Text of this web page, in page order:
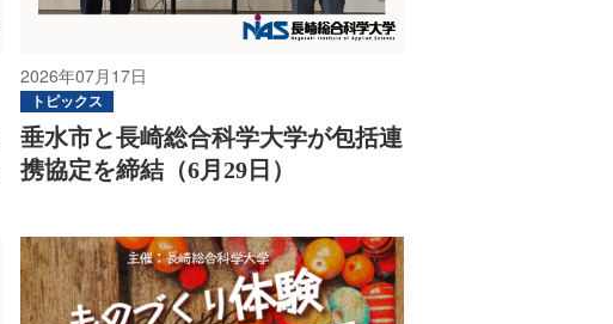
2026年07月17日
トピックス
垂水市と長崎総合科学大学が包括連
携協定を締結（6月29日）